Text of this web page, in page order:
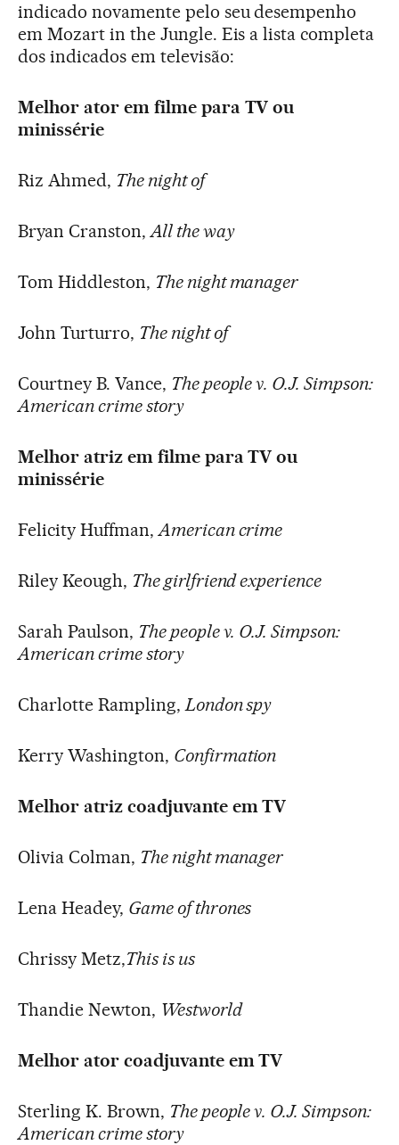
indicado novamente pelo seu desempenho
em Mozart in the Jungle. Eis a lista completa
dos indicados em televisão:
Melhor ator em filme para TV ou
minissérie
Riz Ahmed, The night of
Bryan Cranston,All the way
Tom Hiddleston, The night manager
John Turturro, The night of
Courtney B. Vance, The people v. O.J. Simpson:
American crime story
Melhor atriz em filme para TV ou
minissérie
Felicity Huffman,American crime
Riley Keough, The girlfriend experience
Sarah Paulson, The people v. O.J. Simpson:
American crime story
Charlotte Rampling,London spy
Kerry Washington, Confirmation
Melhor atriz coadjuvante em TV
Olivia Colman, The night manager
Lena Headey, Game of thrones
Chrissy Metz,This is us
Thandie Newton, Westworld
Melhor ator coadjuvante em TV
Sterling K. Brown, The people v. O.J. Simpson:
American crime story